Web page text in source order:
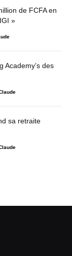
de FCFA en
»
Academy’s des
sa retraite